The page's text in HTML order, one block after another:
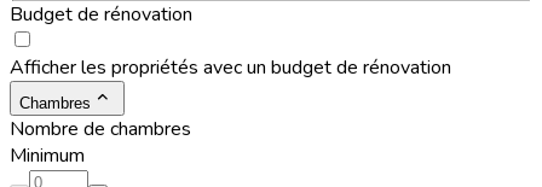
Budget de rénovation
Afficher les propriétés avec un budget de rénovation
Chambres
Nombre de chambres
Minimum